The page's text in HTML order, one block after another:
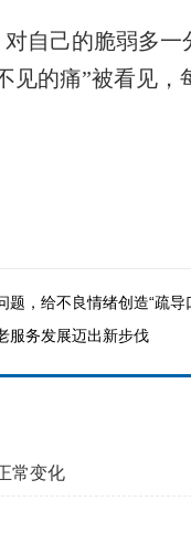
己的脆弱多一
见的痛”被看见
，给不良情绪创造“疏导
服务发展迈出新步伐
常变化